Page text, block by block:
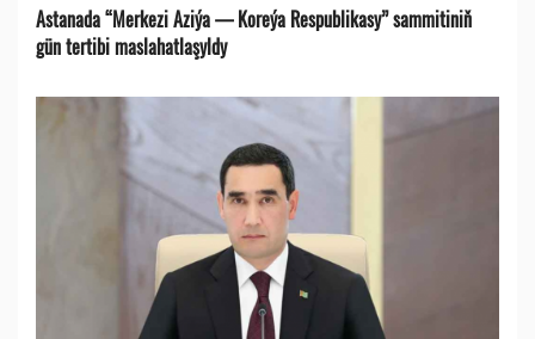
Astanada “Merkezi Aziýa — Koreýa Respublikasy” sammitiniň
gün tertibi maslahatlaşyldy